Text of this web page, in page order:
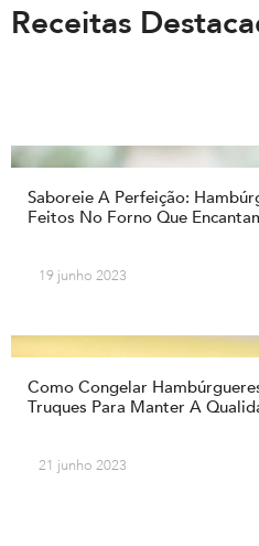
Receitas
Saboreie A Perfeição:
Feitos No Forno Que
19 junho 2023
Como Congelar
Truques Para Manter A
21 junho 2023